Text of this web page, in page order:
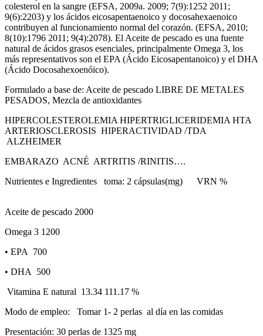
colesterol en la sangre (EFSA, 2009a. 2009; 7(9):1252 2011;
9(6):2203) y los ácidos eicosapentaenoico y docosahexaenoico
contribuyen al funcionamiento normal del corazón. (EFSA, 2010;
8(10):1796 2011; 9(4):2078). El Aceite de pescado es una fuente
natural de ácidos grasos esenciales, principalmente Omega 3, los
más representativos son el EPA (Ácido Eicosapentanoico) y el DHA
(Ácido Docosahexoenóico).
Formulado a base de: Aceite de pescado LIBRE DE METALES
PESADOS, Mezcla de antioxidantes
HIPERCOLESTEROLEMIA HIPERTRIGLICERIDEMIA HTA
ARTERIOSCLEROSIS HIPERACTIVIDAD /TDA
ALZHEIMER
EMBARAZO ACNÉ ARTRITIS /RINITIS….
Nutrientes e Ingredientes
toma: 2 cápsulas(mg) VRN %
Aceite de pescado 2000
Omega 3 1200
• EPA
700
• DHA
500
Vitamina E natural 13.34 111.17 %
Modo de empleo:
Tomar 1- 2 perlas al día en las comidas
Presentación: 30 perlas de 1325 mg